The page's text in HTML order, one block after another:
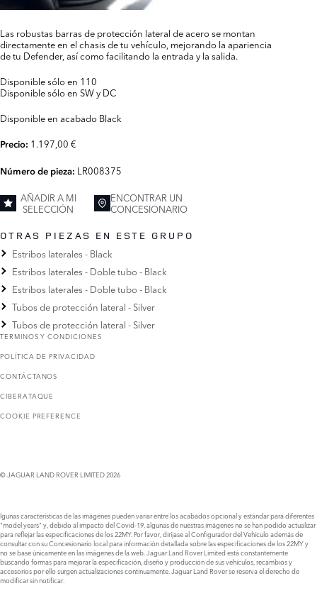
Las robustas barras de protección lateral de acero se montan
directamente en el chasis de tu vehículo, mejorando la apariencia
de tu Defender, así como facilitando la entrada y la salida.
Disponible sólo en 110
Disponible sólo en SW y DC
Disponible en acabado Black
Precio: 1.197,00 €
Número de pieza: LR008375
AÑADIR A MI
SELECCIÓN
ENCONTRAR UN
CONCESIONARIO
OTRAS PIEZAS EN ESTE GRUPO
Estribos laterales - Black
Estribos laterales - Doble tubo - Black
Estribos laterales - Doble tubo - Black
Tubos de protección lateral - Silver
Tubos de protección lateral - Silver
TERMINOS Y CONDICIONES
POLÍTICA DE PRIVACIDAD
CONTÁCTANOS
CIBERATAQUE
COOKIE PREFERENCE
© JAGUAR LAND ROVER LIMITED 2026
lgunas características de las imágenes pueden variar entre los acabados opcional y estándar para diferentes
"model years" y, debido al impacto del Covid-19, algunas de nuestras imágenes no se han podido actualizar
para reflejar las especificaciones de los 22MY. Por favor, diríjase al Configurador del Vehículo además de
consultar con su Concesionario local para información detallada sobre las especificaciones de los 22MY y
no se base únicamente en las imágenes de la web. Jaguar Land Rover Limited está constantemente
buscando formas para mejorar la especificación, diseño y producción de sus vehículos, recambios y
accesorios por ello surgen actualizaciones continuamente. Jaguar Land Rover se reserva el derecho de
modificar sin notificar.